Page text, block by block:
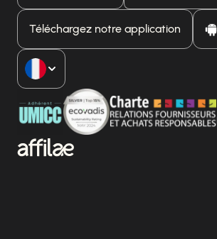
Téléchargez notre application